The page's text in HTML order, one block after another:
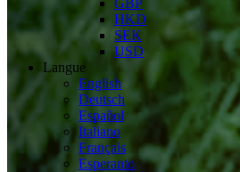
GBP
HKD
SEK
USD
Langue
English
Deutsch
Español
Italiano
Français
Esperanto